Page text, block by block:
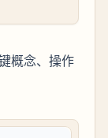
概念、操作